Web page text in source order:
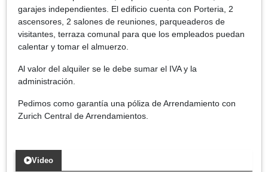
garajes independientes. El edificio cuenta con Porteria, 2
ascensores, 2 salones de reuniones, parqueaderos de
visitantes, terraza comunal para que los empleados puedan
calentar y tomar el almuerzo.
Al valor del alquiler se le debe sumar el IVA y la
administración.
Pedimos como garantía una póliza de Arrendamiento con
Zurich Central de Arrendamientos.
Video